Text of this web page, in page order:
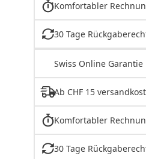
Komfortabler
30 Tage
Swiss Online Garantie
Ab CHF 15
Komfortabler
30 Tage